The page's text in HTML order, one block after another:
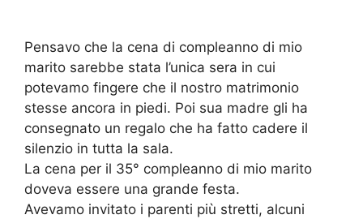
Pensavo che la cena di compleanno di mio
marito sarebbe stata l’unica sera in cui
potevamo fingere che il nostro matrimonio
stesse ancora in piedi. Poi sua madre gli ha
consegnato un regalo che ha fatto cadere il
silenzio in tutta la sala.
La cena per il 35° compleanno di mio marito
doveva essere una grande festa.
Avevamo invitato i parenti più stretti, alcuni